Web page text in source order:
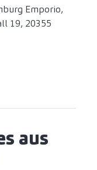
Emporio,
19, 20355
aus